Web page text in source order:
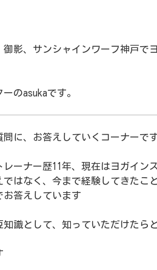
影、サンシャインワーフ神戸で
のasukaです。
問に、お答えしていくコーナーで
レーナー歴11年、現在はヨガイン
ではなく、今まで経験してきたこ
お答えしています
知識として、知っていただけたら